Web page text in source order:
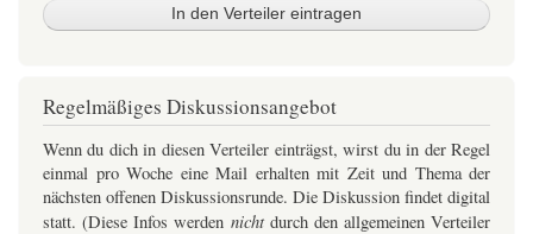
Regelmäßiges Diskussionsangebot
Wenn du dich in diesen Verteiler einträgst, wirst du in der Regel
einmal pro Woche eine Mail erhalten mit Zeit und Thema der
nächsten offenen Diskussionsrunde. Die Diskussion findet digital
statt. (Diese Infos werden nichtdurch den allgemeinen Verteiler